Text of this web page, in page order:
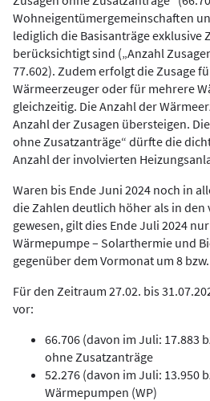
Wohneigentümergemeinschaften
lediglich die Basisanträge exklusive
berücksichtigt sind („Anzahl
77.602). Zudem erfolgt die Zusage
Wärmeerzeuger oder für mehrere
gleichzeitig. Die Anzahl der
Anzahl der Zusagen übersteigen.
ohne Zusatzanträge“ dürfte die
Anzahl der involvierten
Waren bis Ende Juni 2024 noch in
die Zahlen deutlich höher als in
gewesen, gilt dies Ende Juli 2024
Wärmepumpe – Solarthermie und
gegenüber dem Vormonat um 8
Für den Zeitraum 27.02. bis
vor:
66.706 (davon im Juli: 17.883
ohne Zusatzanträge
52.276 (davon im Juli: 13.950
Wärmepumpen (WP)